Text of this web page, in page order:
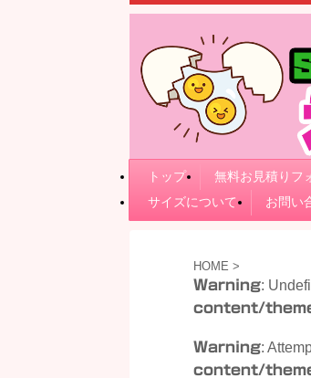
トップ 無料お見積りフ
サイズについて
お問い
HOME >
Warning:
content/
Warning:
content/